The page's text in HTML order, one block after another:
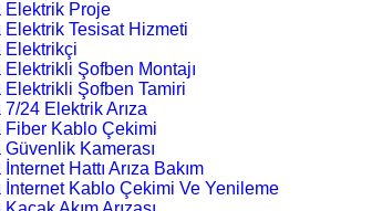
Elektrik Proje
Elektrik Tesisat Hizmeti
Elektrikçi
Elektrikli Şofben Montajı
Elektrikli Şofben Tamiri
24 Elektrik Arıza
Fiber Kablo Çekimi
Güvenlik Kamerası
Hattı Arıza Bakım
İnternet Kablo Çekimi Ve Yenileme